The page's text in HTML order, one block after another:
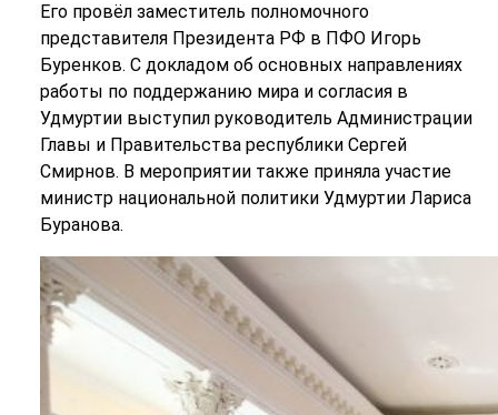
Его провёл заместитель полномочного
представителя Президента РФ в ПФО Игорь
Буренков. С докладом об основных направлениях
работы по поддержанию мира и согласия в
Удмуртии выступил руководитель Администрации
Главы и Правительства республики Сергей
Смирнов. В мероприятии также приняла участие
министр национальной политики Удмуртии Лариса
Буранова.